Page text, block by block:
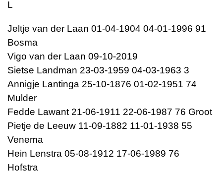
L
Jeltje van der Laan 01-04-1904 04-01-1996 91
Bosma
Vigo van der Laan 09-10-2019
Sietse Landman 23-03-1959 04-03-1963 3
Annigje Lantinga 25-10-1876 01-02-1951 74
Mulder
Fedde Lawant 21-06-1911 22-06-1987 76 Groot
Pietje de Leeuw 11-09-1882 11-01-1938 55
Venema
Hein Lenstra 05-08-1912 17-06-1989 76
Hofstra